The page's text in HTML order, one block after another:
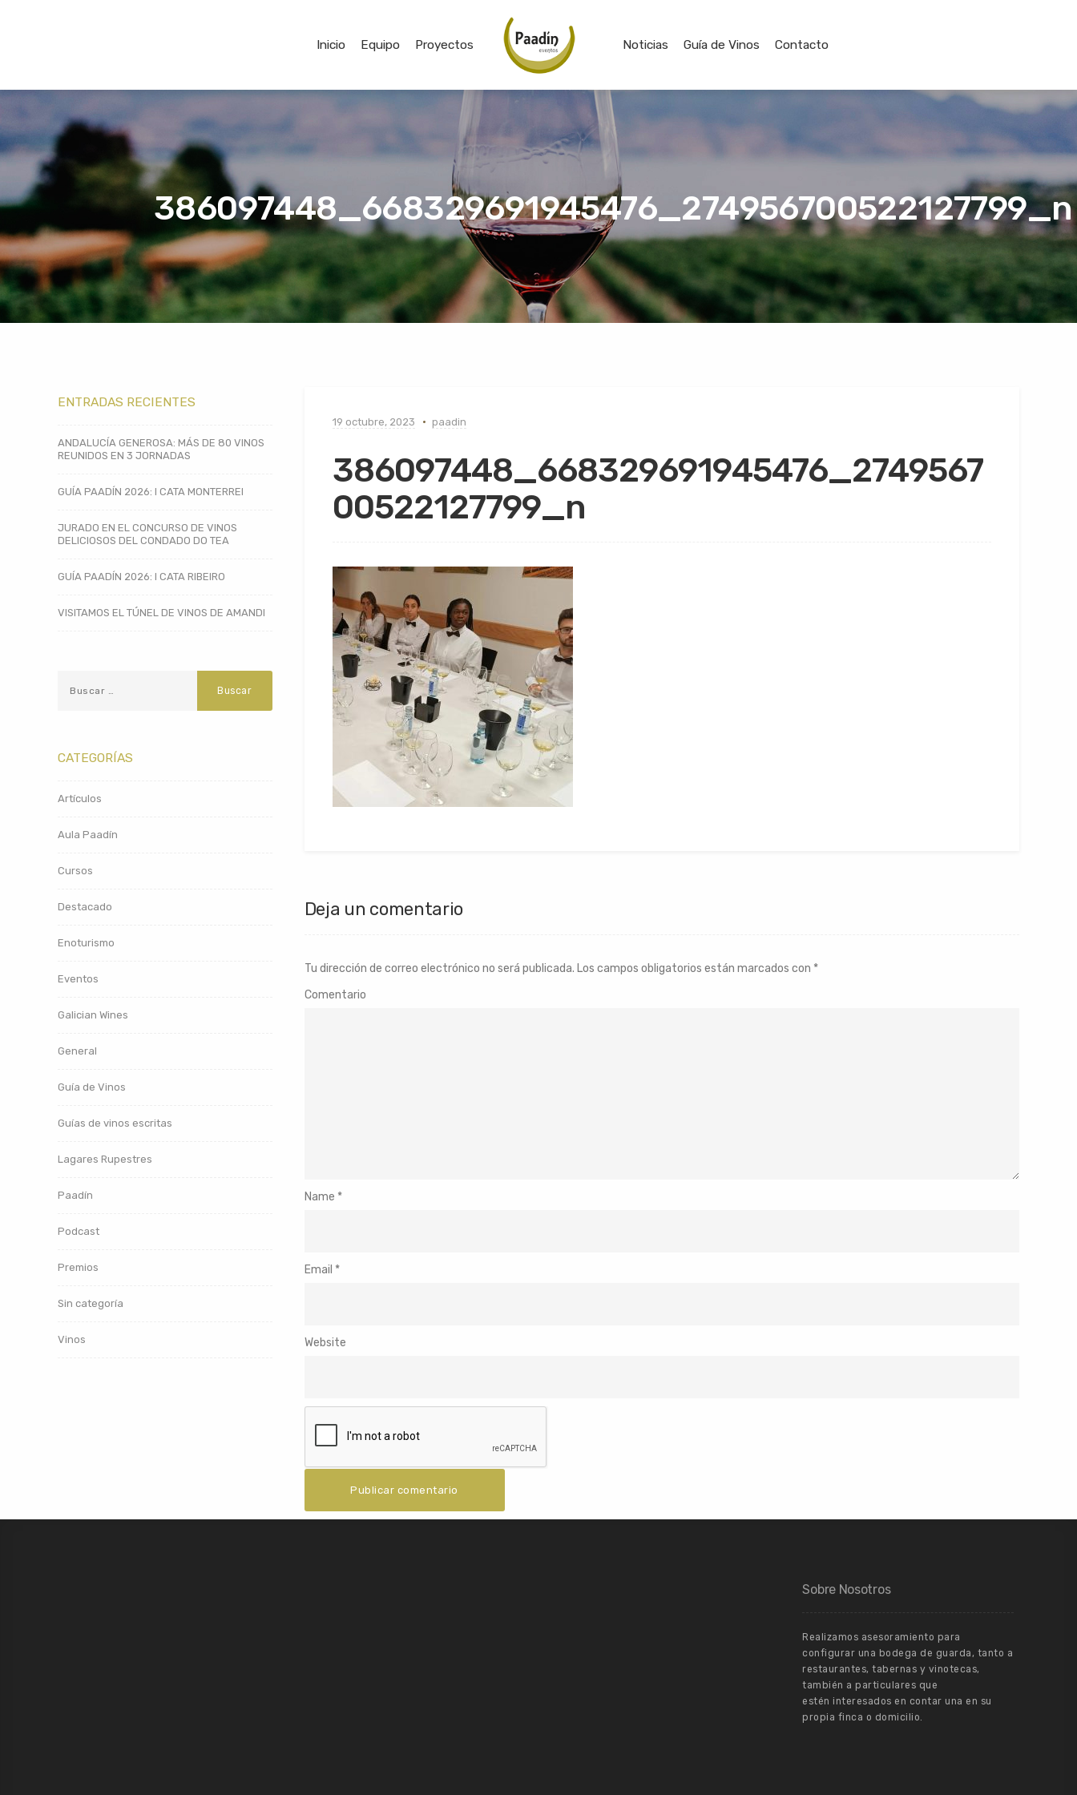
Inicio Equipo Proyectos Noticias Guía de Vinos Contacto
386097448_668329691945476_274956700522127799_n
19 octubre, 2023 paadin
386097448_668329691945476_2749567
00522127799_n
Deja un comentario
Tu dirección de correo electrónico no será publicada. Los campos obligatorios están marcados con *
Comentario
Name *
Email *
Website
ENTRADAS RECIENTES
ANDALUCÍA GENEROSA: MÁS DE 80 VINOS
REUNIDOS EN 3 JORNADAS
GUÍA PAADÍN 2026: I CATA MONTERREI
JURADO EN EL CONCURSO DE VINOS
DELICIOSOS DEL CONDADO DO TEA
GUÍA PAADÍN 2026: I CATA RIBEIRO
VISITAMOS EL TÚNEL DE VINOS DE AMANDI
CATEGORÍAS
Artículos
Aula Paadín
Cursos
Destacado
Enoturismo
Eventos
Galician Wines
General
Guía de Vinos
Guías de vinos escritas
Lagares Rupestres
Paadín
Podcast
Premios
Sin categoría
Vinos
Sobre Nosotros
Realizamos asesoramiento para
configurar una bodega de guarda, tanto a
restaurantes, tabernas y vinotecas,
también a particulares que
estén interesados en contar una en su
propia finca o domicilio.